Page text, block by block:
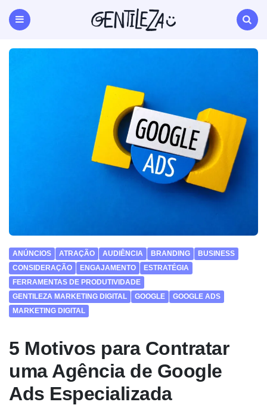
Gentileza
Agência
ANÚNCIOS ATRAÇÃO AUDIÊNCIA BRANDING
BUSINESS
CONSIDERAÇÃO
ENGAJAMENTO
ESTRATÉGIA
FERRAMENTAS DE PRODUTIVIDADE
GENTILEZA MARKETING DIGITAL
GOOGLE
GOOGLE ADS
MARKETING DIGITAL
5 Motivos para Contratar
uma Agência de Google
Ads Especializada